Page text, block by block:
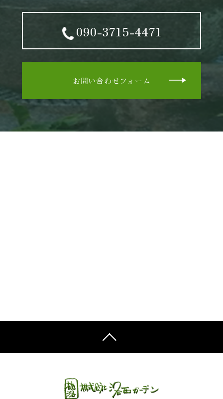
090-3715-4471
お問い合わせフォーム